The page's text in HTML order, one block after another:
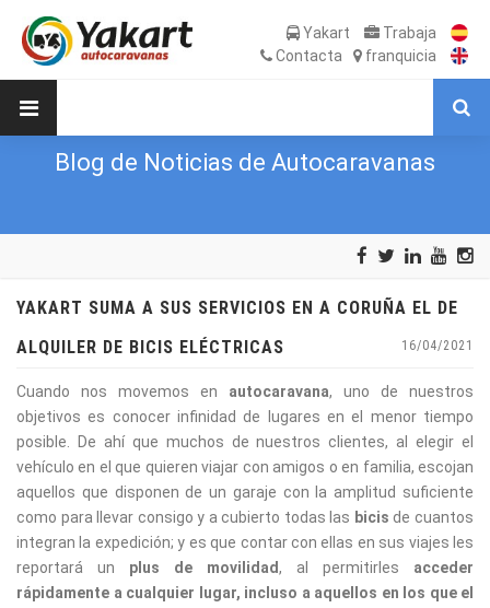
Yakart
Trabaja
Contacta
franquicia
Blog de Noticias de Autocaravanas
YAKART SUMA A SUS SERVICIOS EN A CORUÑA EL DE
ALQUILER DE BICIS ELÉCTRICAS
16/04/2021
Cuando nos movemos en autocaravana, uno de nuestros
objetivos es conocer infinidad de lugares en el menor tiempo
posible. De ahí que muchos de nuestros clientes, al elegir el
vehículo en el que quieren viajar con amigos o en familia, escojan
aquellos que disponen de un garaje con la amplitud suficiente
como para llevar consigo y a cubierto todas las bicis de cuantos
integran la expedición; y es que contar con ellas en sus viajes les
reportará un plus de movilidad, al permitirles acceder
rápidamente a cualquier lugar, incluso a aquellos en los que el